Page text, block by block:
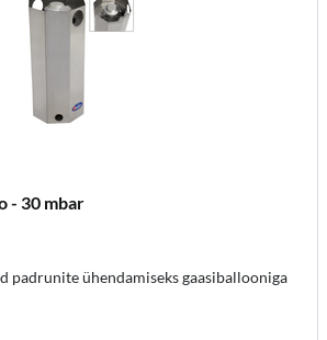
- 30 mbar
padrunite ühendamiseks gaasiballooniga